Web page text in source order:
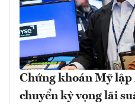
Chứng khoán Mỹ
chuyển kỳ vọng lãi